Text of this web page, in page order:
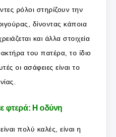
ρόλοι στηρίζουν την
δίνοντας κάποια
και άλλα στοιχεία
του πατέρα, το ίδιο
οι ασάφειες είναι το
φτερά: Η οδύνη
πολύ καλές, είναι η